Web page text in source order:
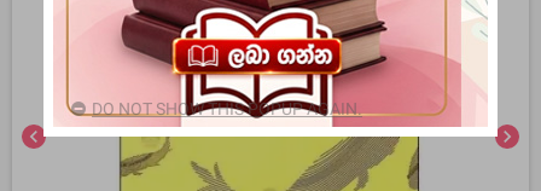
chevron_left chevron_right
DO NOT SHOW THIS POPUP AGAIN.